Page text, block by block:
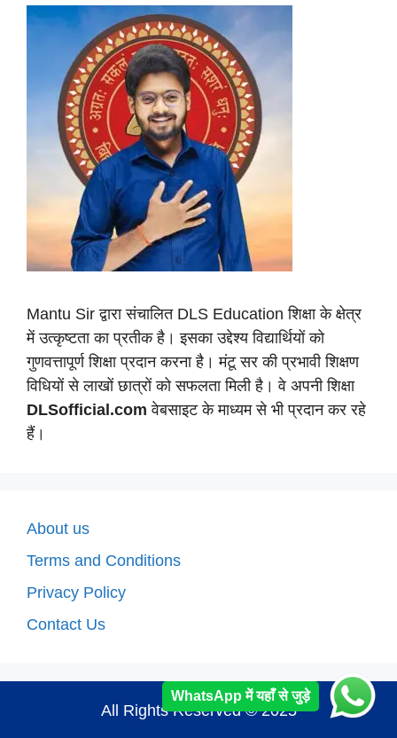
Mantu Sir द्वारा संचालित DLS Education शिक्षा के क्षेत्र
में उत्कृष्टता का प्रतीक है। इसका उद्देश्य विद्यार्थियों को
गुणवत्तापूर्ण शिक्षा प्रदान करना है। मंटू सर की प्रभावी शिक्षण
विधियों से लाखों छात्रों को सफलता मिली है। वे अपनी शिक्षा
DLSofficial.com वेबसाइट के माध्यम से भी प्रदान कर रहे
हैं।
About us
Terms and Conditions
Privacy Policy
Contact Us
All Rights Reserved © 2025
WhatsApp में यहाँ से जुड़े